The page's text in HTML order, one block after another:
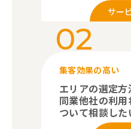
サー
02
集客効果の高い
エリアの選定方
同業他社の利
ついて相談した